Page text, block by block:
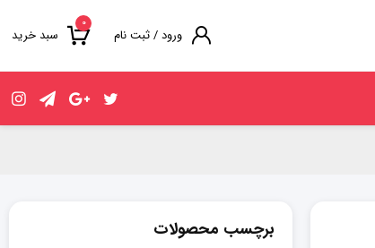
۰
سبد خرید ورود / ثبت نام
برچسب محصولات